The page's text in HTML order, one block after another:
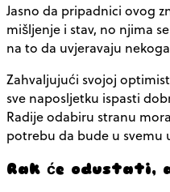
Jasno da pripadnici ovog
mišljenje i stav, no njima
na to da uvjeravaju
Zahvaljujući svojoj
sve naposljetku ispasti
Radije odabiru stranu
potrebu da bude u svemu
Rak će odustati,